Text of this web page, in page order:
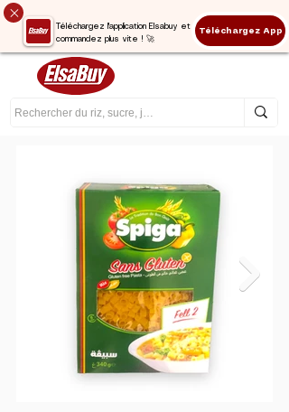
Téléchargez l'application Elsabuy et
commandez plus vite ! 🚀
Téléchargez App